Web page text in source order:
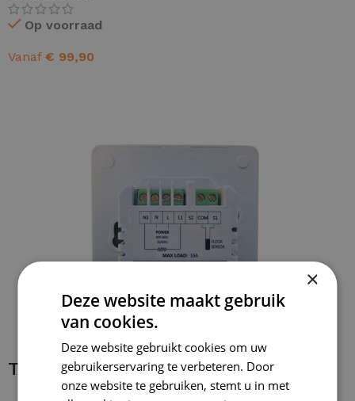
Op voorraad
Vanaf € 99,90
Thermostaat installeren
×
Deze website maakt gebruik
van cookies.
Deze website gebruikt cookies om uw
gebruikerservaring te verbeteren. Door
onze website te gebruiken, stemt u in met